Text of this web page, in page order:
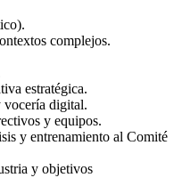
complejos.
estratégica.
vocería digital.
y equipos.
y entrenamiento al Comité
y objetivos